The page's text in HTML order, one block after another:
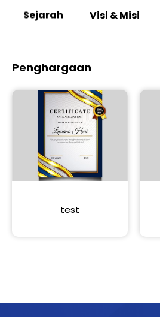
Sejarah Visi & Misi
Penghargaan
test